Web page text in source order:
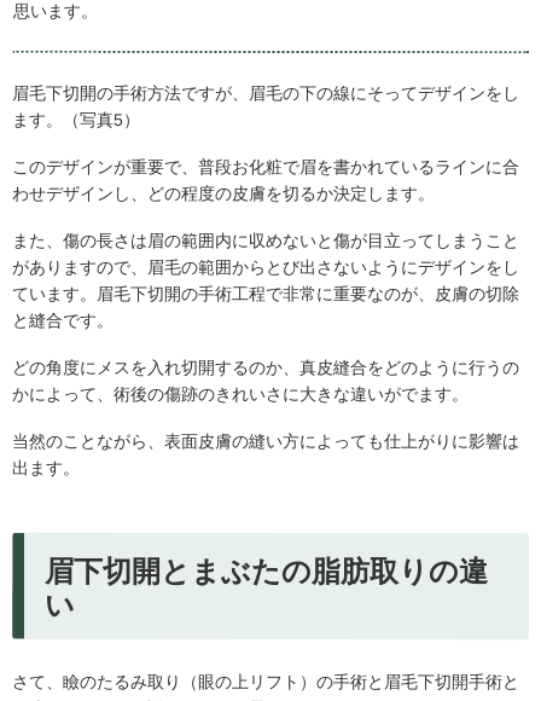
思います。
眉毛下切開の手術方法ですが、眉毛の下の線にそってデザインをし
ます。（写真5）
このデザインが重要で、普段お化粧で眉を書かれているラインに合
わせデザインし、どの程度の皮膚を切るか決定します。
また、傷の長さは眉の範囲内に収めないと傷が目立ってしまうこと
がありますので、眉毛の範囲からとび出さないようにデザインをし
ています。眉毛下切開の手術工程で非常に重要なのが、皮膚の切除
と縫合です。
どの角度にメスを入れ切開するのか、真皮縫合をどのように行うの
かによって、術後の傷跡のきれいさに大きな違いがでます。
当然のことながら、表面皮膚の縫い方によっても仕上がりに影響は
出ます。
眉下切開とまぶたの脂肪取りの違
い
さて、瞼のたるみ取り（眼の上リフト）の手術と眉毛下切開手術と